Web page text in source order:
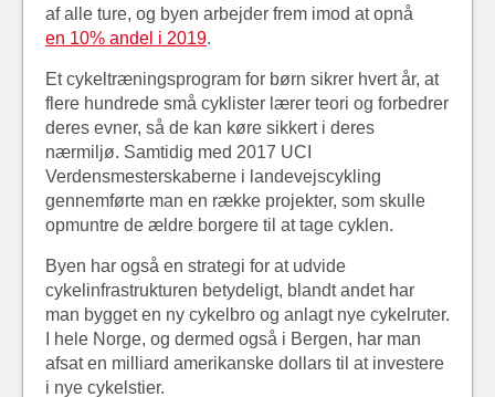
af alle ture, og byen arbejder frem imod at opnå
en 10% andel i 2019.
Et cykeltræningsprogram for børn sikrer hvert år, at
flere hundrede små cyklister lærer teori og forbedrer
deres evner, så de kan køre sikkert i deres
nærmiljø. Samtidig med 2017 UCI
Verdensmesterskaberne i landevejscykling
gennemførte man en række projekter, som skulle
opmuntre de ældre borgere til at tage cyklen.
Byen har også en strategi for at udvide
cykelinfrastrukturen betydeligt, blandt andet har
man bygget en ny cykelbro og anlagt nye cykelruter.
I hele Norge, og dermed også i Bergen, har man
afsat en milliard amerikanske dollars til at investere
i nye cykelstier.